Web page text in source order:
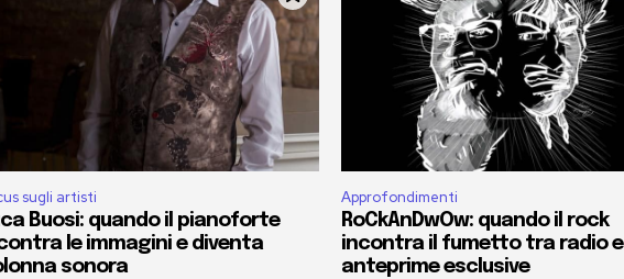
sugli artisti
Buosi: quando il pianoforte
le immagini e diventa
sonora
Approfondimenti
RoCkAnDwOw: quando il rock
incontra il fumetto tra radio e
anteprime esclusive